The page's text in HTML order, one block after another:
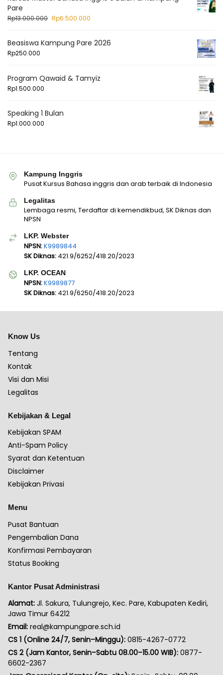
Pare
Rp13.000.000 Rp6.500.000
Beasiswa Kampung Pare 2026
Rp250.000
Program Qawaid & Tamyiz
Rp1.500.000
Speaking 1 Bulan
Rp1.000.000
Kampung Inggris
Pusat Kursus Bahasa inggris dan arab terbaik di Indonesia
Legalitas
Lembaga resmi, Terdaftar di kemendikbud, SK Diknas dan
NPSN
LKP. Webster
NPSN:K9989844
SK Diknas: 421.9/6252/418.20/2023
LKP. OCEAN
NPSN:K9989877
SK Diknas: 421.9/6250/418.20/2023
Know Us
Tentang
Kontak
Visi dan Misi
Legalitas
Kebijakan & Legal
Kebijakan SPAM
Anti-Spam Policy
Syarat dan Ketentuan
Disclaimer
Kebijakan Privasi
Menu
Pusat Bantuan
Pengembalian Dana
Konfirmasi Pembayaran
Status Booking
Kantor Pusat Administrasi
Alamat: Jl. Sakura, Tulungrejo, Kec. Pare, Kabupaten Kediri,
Jawa Timur 64212
Email: real@kampungpare.sch.id
CS 1 (Online 24/7, Senin–Minggu): 0815-4267-0772
CS 2 (Jam Kantor, Senin–Sabtu 08.00–15.00 WIB): 0877-
6602-2367